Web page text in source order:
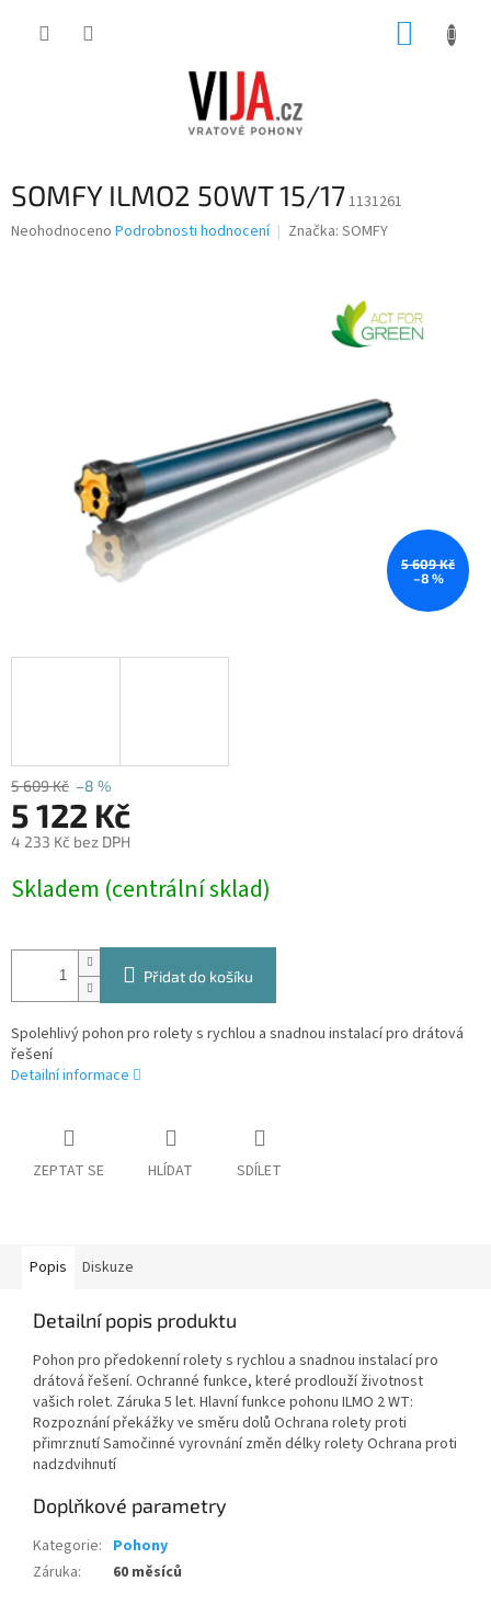
SOMFY ILMO2 50WT 15/171131261
Průměrné
Neohodnoceno Podrobnosti hodnocení Značka: SOMFY
5 609 Kč
–8 %
5 609 Kč –8 %
5 122 Kč
4 233 Kč bez DPH
cena:
Skladem (centrální sklad)
Přidat do košíku
Spolehlivý pohon pro rolety s rychlou a snadnou instalací pro drátová
řešení
Detailní informace
ZEPTAT SE HLÍDAT SDÍLET
Popis Diskuze
Detailní popis produktu
Pohon pro předokenní rolety s rychlou a snadnou instalací pro
drátová řešení. Ochranné funkce, které prodlouží životnost
vašich rolet. Záruka 5 let. Hlavní funkce pohonu ILMO 2 WT:
Rozpoznání překážky ve směru dolů Ochrana rolety proti
přimrznutí Samočinné vyrovnání změn délky rolety Ochrana proti
nadzdvihnutí
Doplňkové parametry
Kategorie: Pohony
Záruka: 60 měsíců